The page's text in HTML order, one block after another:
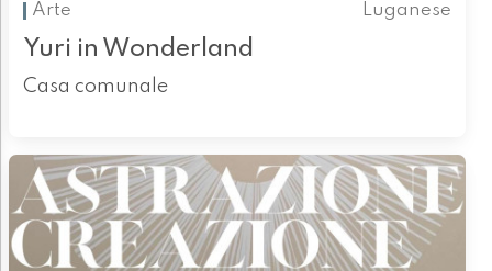
Arte
Luganese
Yuri in Wonderland
Casa comunale